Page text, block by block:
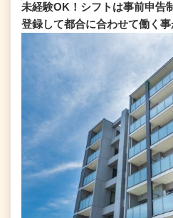
未経験OK！シフトは事前申告
登録して都合に合わせて働く事